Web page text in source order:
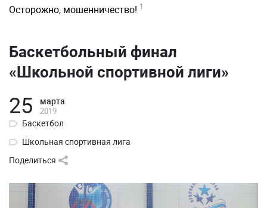
Осторожно, мошенничество! 1
Баскетбольный финал
«Школьной спортивной лиги»
25 марта
2019
Баскетбол
Школьная спортивная лига
Поделиться